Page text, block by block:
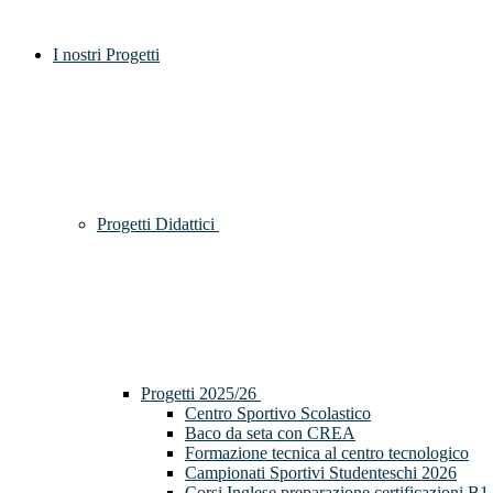
I nostri Progetti
Progetti Didattici
Progetti 2025/26
Centro Sportivo Scolastico
Baco da seta con CREA
Formazione tecnica al centro tecnologico
Campionati Sportivi Studenteschi 2026